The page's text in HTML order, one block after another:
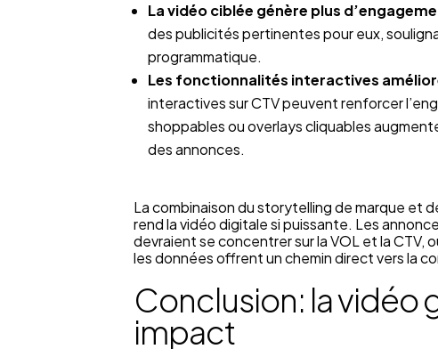
La vidéo ciblée génère plus
des publicités pertinentes pour eux,
programmatique.
Les fonctionnalités interactives
interactives sur CTV peuvent renforcer
shoppables ou overlays cliquables
des annonces.
La combinaison du storytelling de marque et
rend la vidéo digitale si puissante. Les
devraient se concentrer sur la VOL et la CTV,
les données offrent un chemin direct vers la
Conclusion: la vidéo
impact